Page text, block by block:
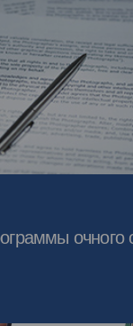
очного